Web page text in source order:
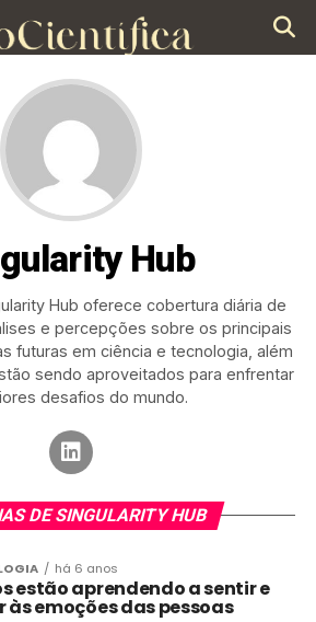
Hub
Hub oferece cobertura diária de
e percepções sobre os principais
futuras em ciência e tecnologia, além
sendo aproveitados para enfrentar
desafios do mundo.
DE SINGULARITY HUB
há 6 anos
estão aprendendo a sentir e
às emoções das pessoas